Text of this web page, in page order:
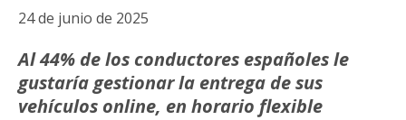
24 de junio de 2025
Al 44% de los conductores españoles le
gustaría gestionar la entrega de sus
vehículos online, en horario flexible